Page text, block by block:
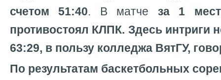
счетом 51:40. В матче за 1
противостоял КЛПК. Здесь интриги
63:29, в пользу колледжа ВятГУ,
По результатам баскетбольных